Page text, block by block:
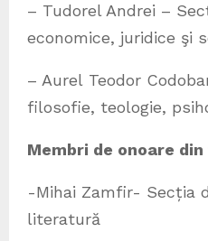
– Tudorel Andrei –
economice, juridice şi
– Aurel Teodor
filosofie, teologie,
Membri de onoare din
-Mihai Zamfir- Secția
literatură